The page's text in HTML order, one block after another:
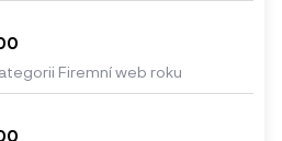
Firemní web roku